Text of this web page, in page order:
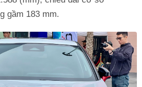
gầm 183 mm.